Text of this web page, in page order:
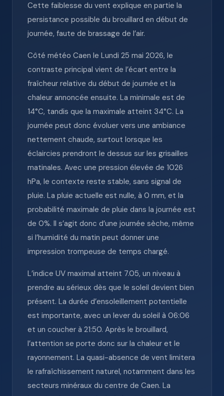
Cette faiblesse du vent explique en partie la
persistance possible du brouillard en début de
journée, faute de brassage de l’air.
Côté météo Caen le Lundi 25 mai 2026, le
contraste principal vient de l’écart entre la
fraîcheur relative du début de journée et la
chaleur annoncée ensuite. La minimale est de
14°C, tandis que la maximale atteint 34°C. La
journée peut donc évoluer vers une ambiance
nettement chaude, surtout lorsque les
éclaircies prendront le dessus sur les grisailles
matinales. Avec une pression élevée de 1026
hPa, le contexte reste stable, sans signal de
pluie. La pluie actuelle est nulle, à 0 mm, et la
probabilité maximale de pluie dans la journée est
de 0%. Il s’agit donc d’une journée sèche, même
si l’humidité du matin peut donner une
impression trompeuse de temps chargé.
L’indice UV maximal atteint 7.05, un niveau à
prendre au sérieux dès que le soleil devient bien
présent. La durée d’ensoleillement potentielle
est importante, avec un lever du soleil à 06:06
et un coucher à 21:50. Après le brouillard,
l’attention se porte donc sur la chaleur et le
rayonnement. La quasi-absence de vent limitera
le rafraîchissement naturel, notamment dans les
secteurs minéraux du centre de Caen. La